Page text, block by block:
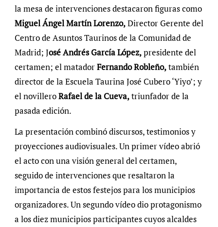
la mesa de intervenciones destacaron figuras como
Miguel Ángel Martín Lorenzo,Director Gerente del
Centro de Asuntos Taurinos de la Comunidad de
Madrid; José Andrés García López,presidente del
certamen; el matadorFernando Robleño,también
director de la Escuela Taurina José Cubero ‘Yiyo’; y
el novilleroRafael de la Cueva,triunfador de la
pasada edición.
La presentación combinó discursos, testimonios y
proyecciones audiovisuales. Un primer vídeo abrió
el acto con una visión general del certamen,
seguido de intervenciones que resaltaron la
importancia de estos festejos para los municipios
organizadores. Un segundo vídeo dio protagonismo
a los diez municipios participantes cuyos alcaldes